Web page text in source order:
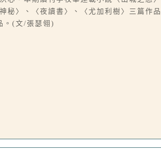
秘〉、〈夜讀書〉、〈尤加利樹〉三篇作
。(文/張瑟翎)